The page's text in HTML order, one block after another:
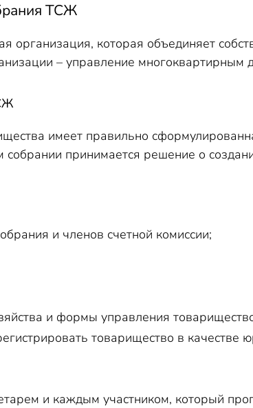
ТСЖ
организация, которая объединяет
– управление многоквартирным
имеет правильно
принимается решение о
и членов счетной комиссии;
и формы управления
товарищество в качестве
и каждым участником, который